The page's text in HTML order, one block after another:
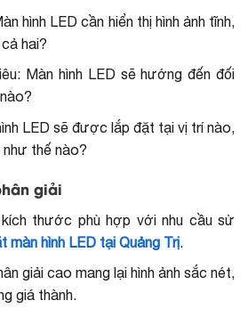
hình LED cần hiển thị hình ảnh tĩnh,
hai?
Màn hình LED sẽ hướng đến đối
LED sẽ được lắp đặt tại vị trí nào,
thế nào?
giải
thước phù hợp với nhu cầu sử
màn hình LED tại Quảng Trị.
giải cao mang lại hình ảnh sắc nét,
giá thành.